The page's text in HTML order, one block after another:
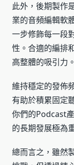
此外，後期製作
業的音頻編輯軟
一步修飾每一段
性。合適的編排
高整體的吸引力。
維持穩定的發佈
有助於積累固定
你們的Podcast
的長期發展極為
總而言之，雖然